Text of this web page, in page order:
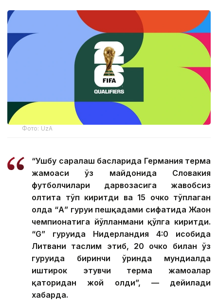
Фото: UzA
“Ушбу саралаш баҳсларида Германия терма
жамоаси ўз майдонида Словакия
футболчилари дарвозасига жавобсиз
олтита тўп киритди ва 15 очко тўплаган
ҳолда “А” гуруҳи пешқадами сифатида Жаҳон
чемпионатига йўлланмани қўлга киритди.
“G” гуруҳида Нидерландия 4:0 ҳисобида
Литвани таслим этиб, 20 очко билан ўз
гуруҳида биринчи ўринда мундиалда
иштирок этувчи терма жамоалар
қаторидан жой олди”, — дейилади
хабарда.